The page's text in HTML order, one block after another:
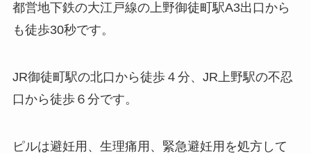
都営地下鉄の大江戸線の上野御徒町駅A3出口から
も徒歩30秒です。
JR御徒町駅の北口から徒歩４分、JR上野駅の不忍
口から徒歩６分です。
ピルは避妊用、生理痛用、緊急避妊用を処方して